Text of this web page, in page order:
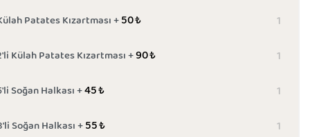
Patates Kızartması +50₺
Külah Patates Kızartması +90₺
Soğan Halkası +45₺
Soğan Halkası +55₺